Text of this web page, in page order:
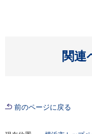
関連
前のページに戻る